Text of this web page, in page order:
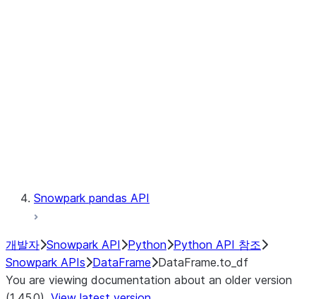
Snowpark pandas API
개발자 Snowpark API Python Python API 참조
Snowpark APIs DataFrame DataFrame.to_df
You are viewing documentation about an older version